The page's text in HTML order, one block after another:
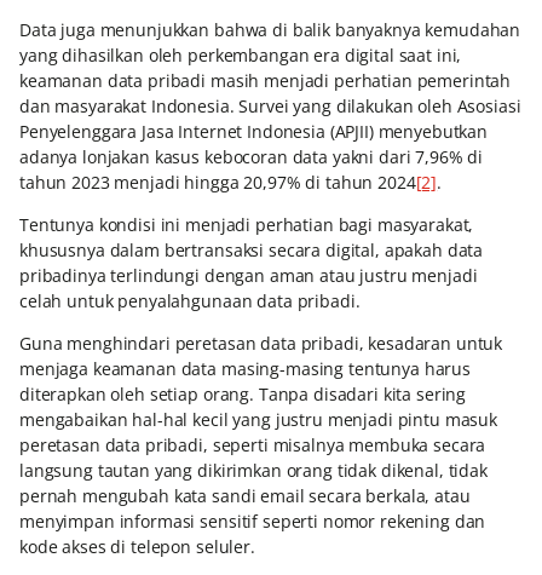
Data juga menunjukkan bahwa di balik banyaknya kemudahan
yang dihasilkan oleh perkembangan era digital saat ini,
keamanan data pribadi masih menjadi perhatian pemerintah
dan masyarakat Indonesia. Survei yang dilakukan oleh Asosiasi
Penyelenggara Jasa Internet Indonesia (APJII) menyebutkan
adanya lonjakan kasus kebocoran data yakni dari 7,96% di
tahun 2023 menjadi hingga 20,97% di tahun 2024[2].
Tentunya kondisi ini menjadi perhatian bagi masyarakat,
khususnya dalam bertransaksi secara digital, apakah data
pribadinya terlindungi dengan aman atau justru menjadi
celah untuk penyalahgunaan data pribadi.
Guna menghindari peretasan data pribadi, kesadaran untuk
menjaga keamanan data masing-masing tentunya harus
diterapkan oleh setiap orang. Tanpa disadari kita sering
mengabaikan hal-hal kecil yang justru menjadi pintu masuk
peretasan data pribadi, seperti misalnya membuka secara
langsung tautan yang dikirimkan orang tidak dikenal, tidak
pernah mengubah kata sandi email secara berkala, atau
menyimpan informasi sensitif seperti nomor rekening dan
kode akses di telepon seluler.